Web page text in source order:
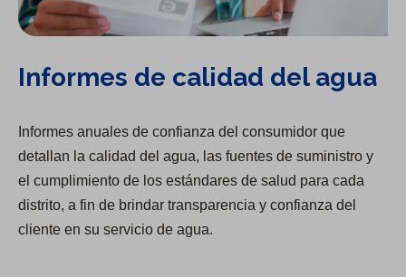
Informes de calidad del agua
Informes anuales de confianza del consumidor que
detallan la calidad del agua, las fuentes de suministro y
el cumplimiento de los estándares de salud para cada
distrito, a fin de brindar transparencia y confianza del
cliente en su servicio de agua.